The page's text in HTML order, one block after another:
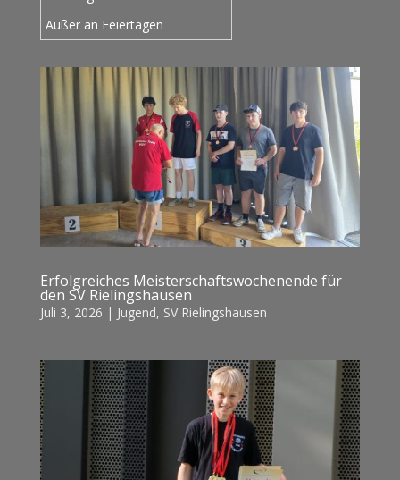
Außer an Feiertagen
Erfolgreiches Meisterschaftswochenende für
den SV Rielingshausen
Juli 3, 2026 | Jugend, SV Rielingshausen